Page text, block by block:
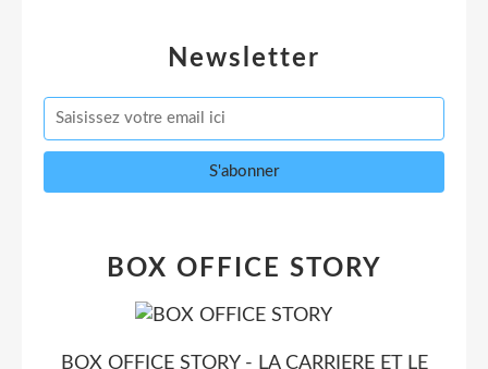
Newsletter
BOX OFFICE STORY
BOX OFFICE STORY - LA CARRIERE ET LE